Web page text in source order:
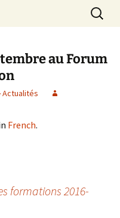
Search
for:
au Forum
Actualités
French.
formations 2016-